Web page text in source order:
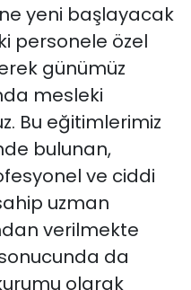
yeni başlayacak
personele özel
günümüz
mesleki
Bu eğitimlerimiz
bulunan,
ve ciddi
uzman
verilmekte
da
olarak